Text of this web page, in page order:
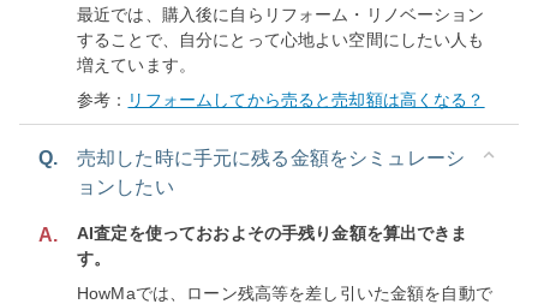
最近では、購入後に自らリフォーム・リノベーション
することで、自分にとって心地よい空間にしたい人も
増えています。
参考： リフォームしてから売ると売却額は高くなる？
Q.
売却した時に手元に残る金額をシミュレーシ
ョンしたい
A.
AI査定を使っておおよその手残り金額を算出できま
す。
HowMaでは、ローン残高等を差し引いた金額を自動で